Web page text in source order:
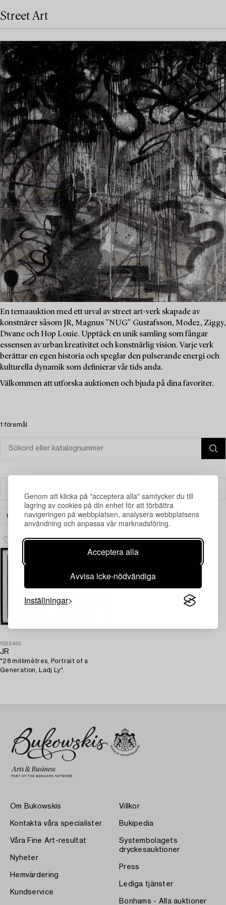
Genom att klicka på "acceptera alla" samtycker du till
lagring av cookies på din enhet för att förbättra
navigeringen på webbplatsen, analysera webbplatsens
användning och anpassa vår marknadsföring.
Acceptera alla
Avvisa icke-nödvändiga
Inställningar
Street Art
En temaauktion med ett urval av street art-verk skapade av
konstnärer såsom JR, Magnus "NUG" Gustafsson, Mode2, Ziggy,
Dwane och Hop Louie. Upptäck en unik samling som fångar
essensen av urban kreativitet och konstnärlig vision. Varje verk
berättar en egen historia och speglar den pulserande energi och
kulturella dynamik som definierar vår tids anda.
Välkommen att utforska auktionen och bjuda på dina favoriter.
1 föremål
KONST FOTOGRAFI RENSA ALLA
1565465
JR
"28 millimètres, Portrait of a
Generation, Ladj Ly".
Om Bukowskis
Kontakta våra specialister
Våra Fine Art-resultat
Nyheter
Hemvärdering
Kundservice
Villkor
Bukipedia
Systembolagets
dryckesauktioner
Press
Lediga tjänster
Bonhams - Alla auktioner